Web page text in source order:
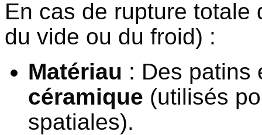
En cas de rupture
du vide ou du froid) :
Matériau : Des patins
céramique (utilisés
spatiales).